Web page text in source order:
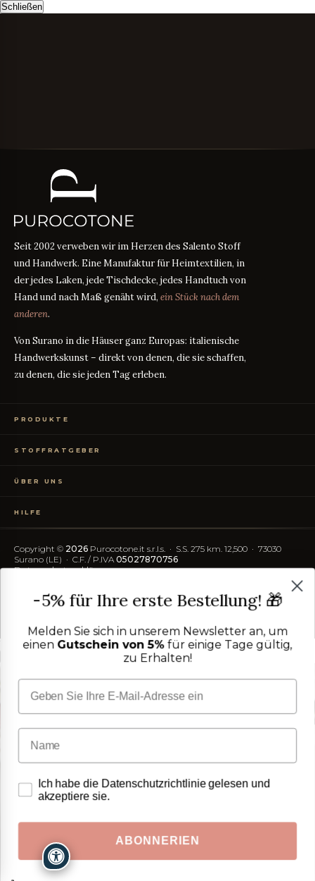
Schließen
Seit 2002 verweben wir im Herzen des Salento Stoff
und Handwerk. Eine Manufaktur für Heimtextilien, in
der jedes Laken, jede Tischdecke, jedes Handtuch von
Hand und nach Maß genäht wird, ein Stück nach dem
anderen.
Von Surano in die Häuser ganz Europas: italienische
Handwerkskunst – direkt von denen, die sie schaffen,
zu denen, die sie jeden Tag erleben.
PRODUKTE
Tischwäsche
Homewear
STOFFRATGEBER
Perkal oder Satin?
TC300 vs Ägyptische Baumwolle
ÜBER UNS
OEKO-TEX-Zertifizierung
Vereinfachter Widerruf
Trustpilot-Bewertungen
HILFE
FAQ
Versandkosten
FB
Copyright © 2026 Purocotone.it s.r.l.s. · S.S. 275 km. 12,500 · 73030
Surano (LE) · C.F. / P.IVA05027870756
Datenschutzerklärung
Widerrufsbelehrung
Unterstützung anfordern für:
-5% für Ihre erste Bestellung! 🎁
Melden Sie sich in unserem Newsletter an, um
einen Gutschein von 5% für einige Tage gültig,
zu Erhalten!
Ich habe die Datenschutzrichtlinie gelesen und
akzeptiere sie.
ABONNERIEN